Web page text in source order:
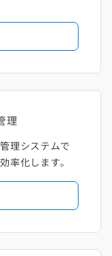
理システムで
率化します。